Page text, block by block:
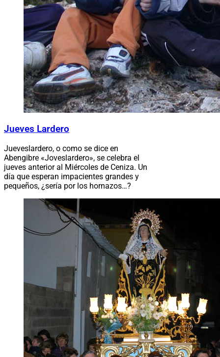
Jueves Lardero
Jueveslardero, o como se dice en
Abengibre «Joveslardero», se celebra el
jueves anterior al Miércoles de Ceniza. Un
día que esperan impacientes grandes y
pequeños, ¿sería por los hornazos…?